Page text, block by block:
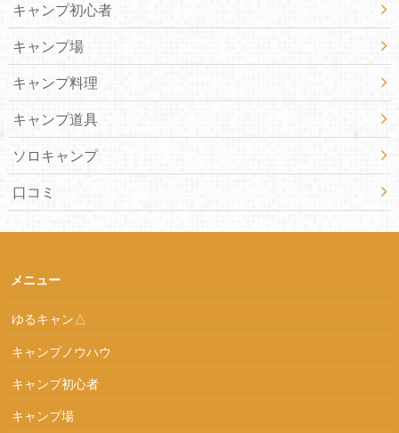
キャンプ初心者
キャンプ場
キャンプ料理
キャンプ道具
ソロキャンプ
口コミ
メニュー
ゆるキャン△
キャンプノウハウ
キャンプ初心者
キャンプ場